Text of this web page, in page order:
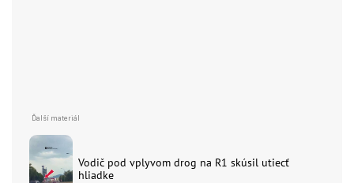
Vodič pod vplyvom drog na R1 skúsil utiecť
hliadke